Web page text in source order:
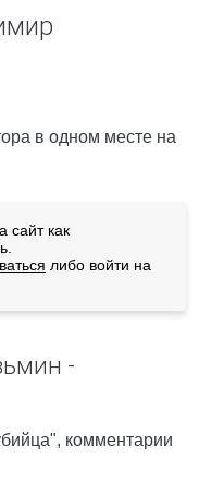
в одном месте на
сайт как
либо войти на
-
комментарии